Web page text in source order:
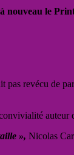
le
revécu de
auteur
», Nicolas